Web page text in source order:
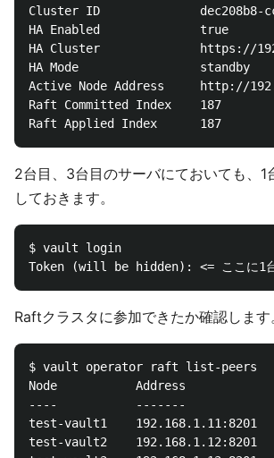
Cluster ID              dec208b8-
HA Enabled              true
HA Cluster              https://
HA Mode                 standby
Active Node Address     http://
Raft Committed Index    187
2台目、3台目のサーバにておいても、
しておきます。
$ vault login
Raftクラスタに参加できたか確認します
$ vault operator raft list-peers
Node           Address
----           -------
test-vault1    192.168.1.11:8201
test-vault2    192.168.1.12:8201